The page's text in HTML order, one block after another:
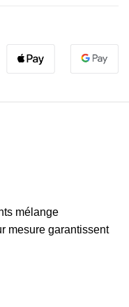
mélange
mesure garantissent